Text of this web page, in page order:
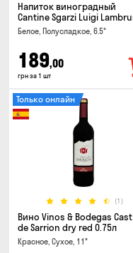
Напиток виноградный
Cantine Sgarzi Luigi
IGT Emilia Bianca Frizziante
0.75л
Белое, Полусладкое, 6.5°
189,00
грн за 1 шт
(1)
Только онлайн
Вино Vinos & Bodegas
de Sarrion dry red 0.75л
Красное, Сухое, 11°